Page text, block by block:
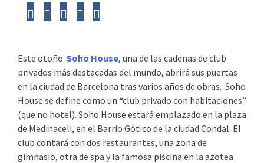
Este otoño Soho House, una de las cadenas de club
privados más destacadas del mundo, abrirá sus puertas
en la ciudad de Barcelona tras varios años de obras. Soho
House se define como un “club privado con habitaciones”
(que no hotel). Soho House estará emplazado en la plaza
de Medinaceli, en el Barrio Gótico de la ciudad Condal. El
club contará con dos restaurantes, una zona de
gimnasio, otra de spa y la famosa piscina en la azotea